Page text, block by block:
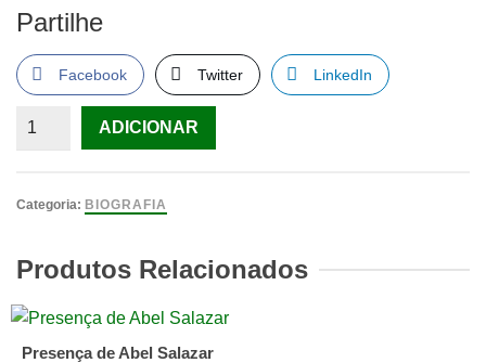
Partilhe
Facebook Twitter LinkedIn
Quantidade
e
de
Pena
ADICIONAR
Categoria: BIOGRAFIA
Produtos Relacionados
Presença de Abel Salazar